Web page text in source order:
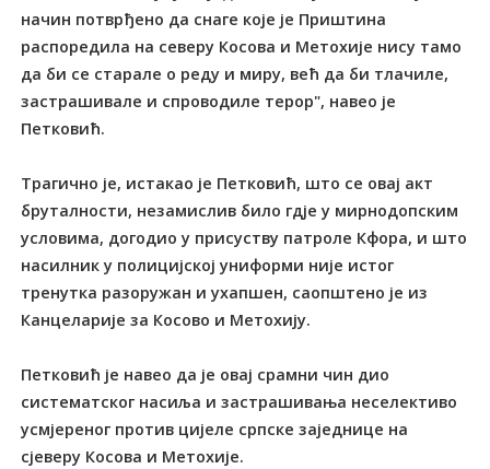
начин потврђено да снаге које је Приштина
распоредила на северу Косова и Метохије нису тамо
да би се старале о реду и миру, већ да би тлачиле,
застрашивале и спроводиле терор", навео је
Петковић.
Трагично је, истакао је Петковић, што се овај акт
бруталности, незамислив било гдје у мирнодопским
условима, догодио у присуству патроле Кфора, и што
насилник у полицијској униформи није истог
тренутка разоружан и ухапшен, саопштено је из
Канцеларије за Косово и Метохију.
Петковић је навео да је овај срамни чин дио
систематског насиља и застрашивања неселективо
усмјереног против цијеле српске заједнице на
сјеверу Косова и Метохије.